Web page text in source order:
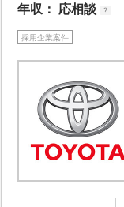
年収： 応相談 ?
採用企業案件